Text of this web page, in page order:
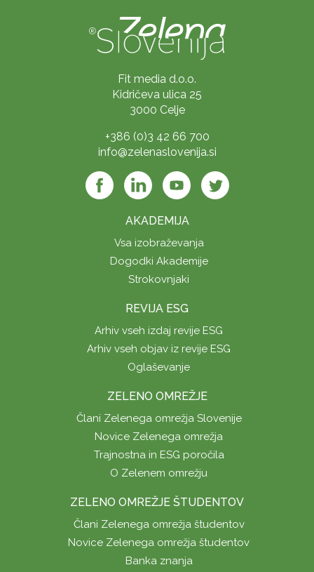
Fit media d.o.o.
Kidričeva ulica 25
3000 Celje
+386 (0)3 42 66 700
info@zelenaslovenija.si
AKADEMIJA
Vsa izobraževanja
Dogodki Akademije
Strokovnjaki
REVIJA ESG
Arhiv vseh izdaj revije ESG
Arhiv vseh objav iz revije ESG
Oglaševanje
ZELENO OMREŽJE
Člani Zelenega omrežja Slovenije
Novice Zelenega omrežja
Trajnostna in ESG poročila
O Zelenem omrežju
ZELENO OMREŽJE ŠTUDENTOV
Člani Zelenega omrežja študentov
Novice Zelenega omrežja študentov
Banka znanja